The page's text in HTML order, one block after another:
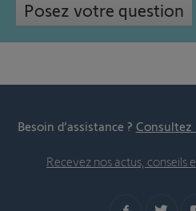
Posez votre question
Besoin d’assistance ? Consultez
Recevez nos actus, conseils